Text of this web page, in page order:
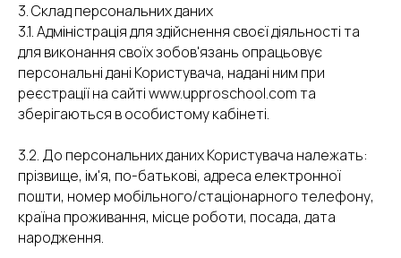
3. Склад персональних даних
3.1. Адміністрація для здійснення своєї діяльності та
для виконання своїх зобов'язань опрацьовує
персональні дані Користувача, надані ним при
реєстрації на сайті www.upproschool.com та
зберігаються в особистому кабінеті.
3.2. До персональних даних Користувача належать:
прізвище, ім'я, по-батькові, адреса електронної
пошти, номер мобільного/стаціонарного телефону,
країна проживання, місце роботи, посада, дата
народження.